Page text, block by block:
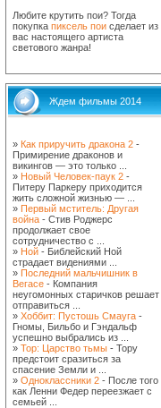
Любите крутить пои? Тогда
покупка пиксель пои сделает из
вас настоящего артиста
светового жанра!
Ждем фильмы 2014
» Как приручить дракона 2 -
Примирение драконов и
викингов — это только ...
» Новый Человек-паук 2 -
Питеру Паркеру приходится
жить сложной жизнью — ...
» Первый мститель: Другая
война - Стив Роджерс
продолжает свое
сотрудничество с ...
» Ной - Библейский Ной
страдает видениями ...
» Последний мальчишник в
Вегасе - Компания
неугомонных старичков решает
отправиться ...
» Хоббит: Пустошь Смауга -
Гномы, Бильбо и Гэндальф
успешно выбрались из ...
» Тор: Царство тьмы - Тору
предстоит сразиться за
спасение Земли и ...
» Одноклассники 2 - После того
как Ленни Федер переезжает с
семьей ...